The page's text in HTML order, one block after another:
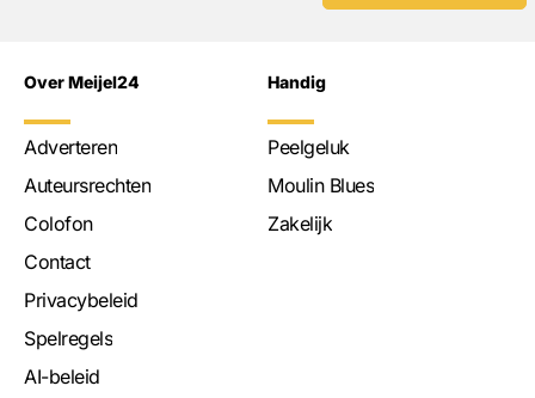
Over Meijel24
Adverteren
Auteursrechten
Colofon
Contact
Privacybeleid
Spelregels
AI-beleid
Handig
Peelgeluk
Moulin Blues
Zakelijk